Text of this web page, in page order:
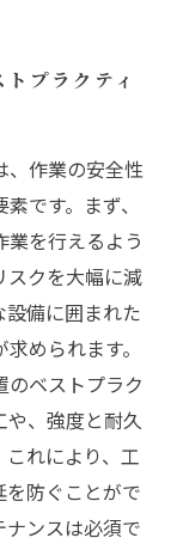
プラクティ
、作業の安全性
です。まず、
を行えるよう
スクを大幅に減
備に囲まれた
められます。
のベストプラク
や、強度と耐久
れにより、工
防ぐことがで
ンスは必須で